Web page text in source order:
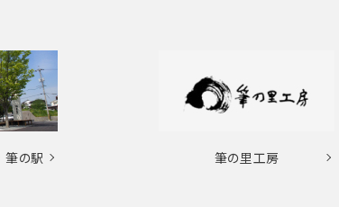
筆の駅 筆の里工房